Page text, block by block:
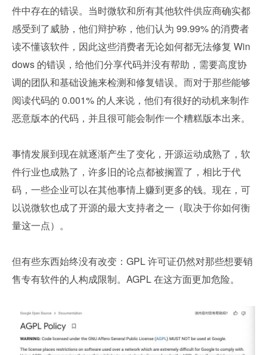
件中存在的错误。当时微软和所有其他软件供应商确实都
感受到了威胁，他们辩护称，他们认为 99.99% 的消费者
读不懂该软件，因此这些消费者无论如何都无法修复 Win
dows 的错误，给他们分享代码并没有帮助，需要高度协
调的团队和基础设施来检测和修复错误。而对于那些能够
阅读代码的 0.001% 的人来说，他们有很好的动机来制作
恶意版本的代码，并且很可能会制作一个糟糕版本出来。
事情发展到现在就逐渐产生了变化，开源运动成熟了，软
件行业也成熟了，许多旧的论点都被搁置了，相比于代
码，一些企业可以在其他事情上赚到更多的钱。现在，可
以说微软也成了开源的最大支持者之一（取决于你如何衡
量这一点）。
但有些东西始终没有改变：GPL 许可证仍然对那些想要销
售专有软件的人构成限制。AGPL 在这方面更加危险。